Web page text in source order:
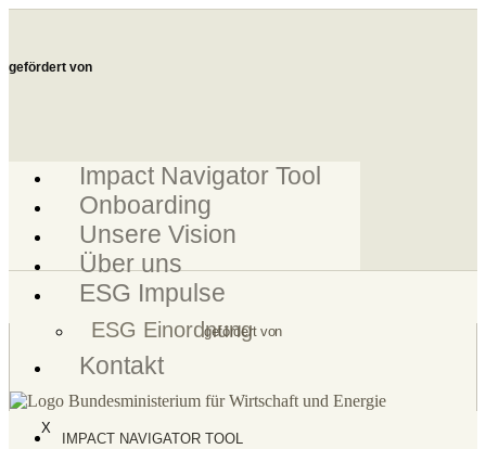
gefördert von
Impact Navigator Tool
Onboarding
Unsere Vision
Über uns
ESG Impulse
ESG Einordnung
Kontakt
X
gefördert von
IMPACT NAVIGATOR TOOL